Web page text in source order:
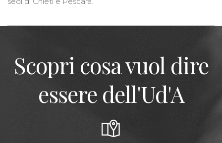
Scopri cosa vuol dire
essere dell'Ud'A